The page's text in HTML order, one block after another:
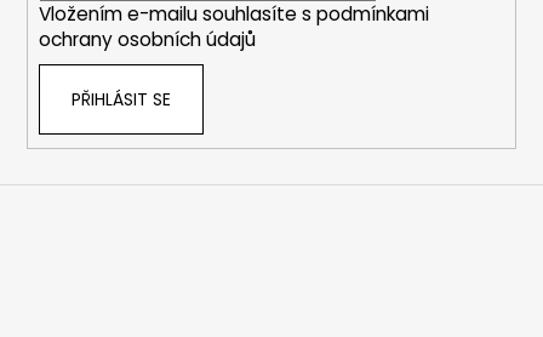
Vložením e-mailu souhlasíte s podmínkami
ochrany osobních údajů
PŘIHLÁSIT SE